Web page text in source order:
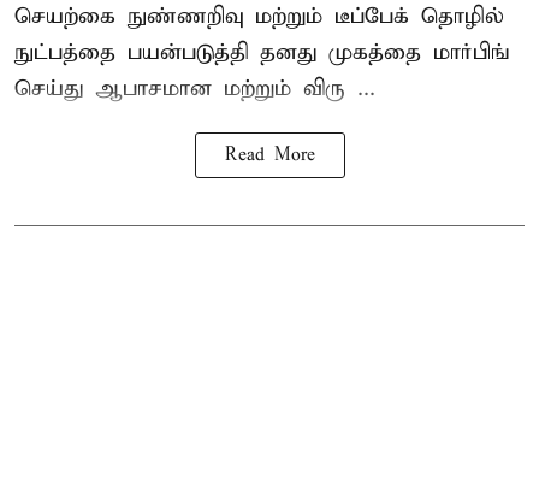
செயற்கை நுண்ணறிவு மற்றும் டீப்பேக் தொழில்
நுட்பத்தை பயன்படுத்தி தனது முகத்தை மார்பிங்
செய்து ஆபாசமான மற்றும் விரு ...
Read More